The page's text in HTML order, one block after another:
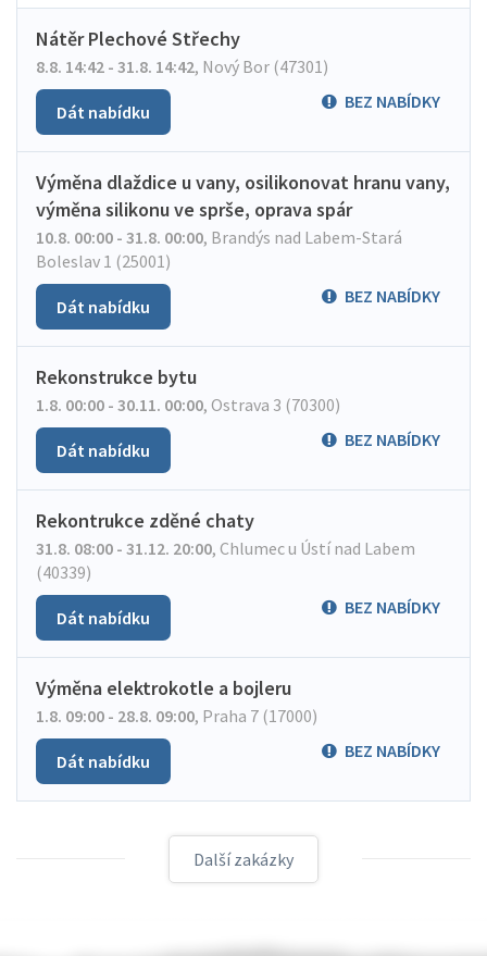
Nátěr Plechové Střechy
8.8. 14:42 - 31.8. 14:42, Nový Bor (47301)
BEZ NABÍDKY
Dát nabídku
Výměna dlaždice u vany, osilikonovat hranu vany,
výměna silikonu ve sprše, oprava spár
10.8. 00:00 - 31.8. 00:00, Brandýs nad Labem-Stará
Boleslav 1 (25001)
BEZ NABÍDKY
Dát nabídku
Rekonstrukce bytu
1.8. 00:00 - 30.11. 00:00, Ostrava 3 (70300)
BEZ NABÍDKY
Dát nabídku
Rekontrukce zděné chaty
31.8. 08:00 - 31.12. 20:00, Chlumec u Ústí nad Labem
(40339)
BEZ NABÍDKY
Dát nabídku
Výměna elektrokotle a bojleru
1.8. 09:00 - 28.8. 09:00, Praha 7 (17000)
BEZ NABÍDKY
Dát nabídku
Další zakázky